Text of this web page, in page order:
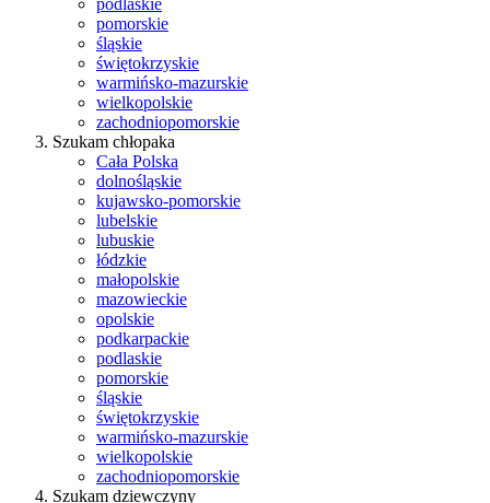
podlaskie
pomorskie
śląskie
świętokrzyskie
warmińsko-mazurskie
wielkopolskie
zachodniopomorskie
Szukam chłopaka
Cała Polska
dolnośląskie
kujawsko-pomorskie
lubelskie
lubuskie
łódzkie
małopolskie
mazowieckie
opolskie
podkarpackie
podlaskie
pomorskie
śląskie
świętokrzyskie
warmińsko-mazurskie
wielkopolskie
zachodniopomorskie
Szukam dziewczyny